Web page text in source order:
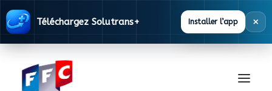
Téléchargez Solutrans+ Installer l’app ×